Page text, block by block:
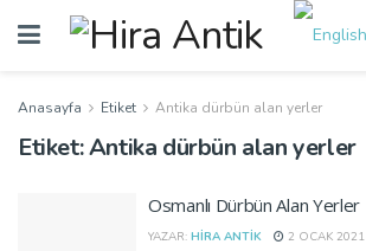
Anasayfa Etiket Antika dürbün alan yerler
Etiket:Antika dürbün alan yerler
Osmanlı Dürbün Alan Yerler
YAZAR: HIRA ANTIK 2 OCAK 2021